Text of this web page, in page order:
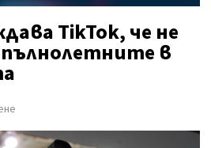
TikTok, че не
в